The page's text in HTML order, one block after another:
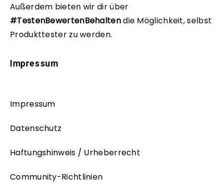
Außerdem bieten wir dir über
#TestenBewertenBehaltendie Möglichkeit, selbst
Produkttester zu werden.
Impressum
Impressum
Datenschutz
Haftungshinweis / Urheberrecht
Community-Richtlinien